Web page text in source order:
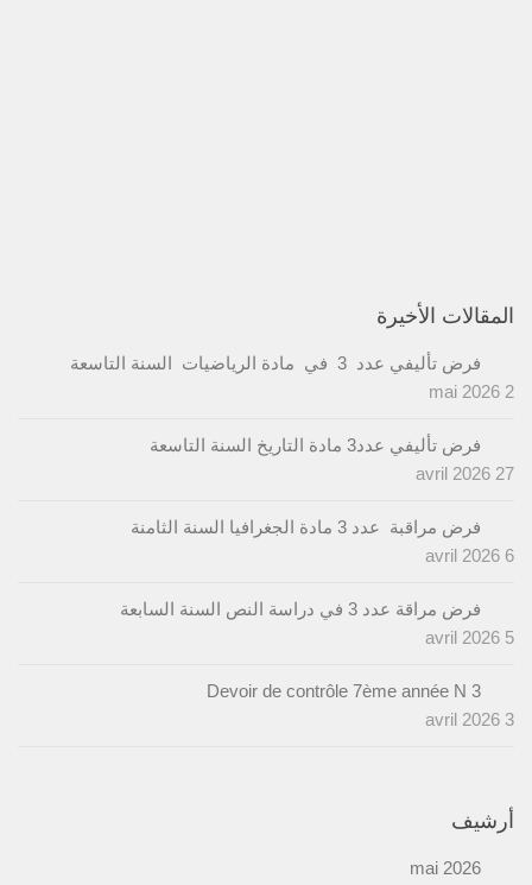
المقالات الأخيرة
فرض تأليفي عدد 3 في مادة الرياضيات السنة التاسعة
2 mai 2026
فرض تأليفي عدد3 مادة التاريخ السنة التاسعة
27 avril 2026
فرض مراقبة عدد 3 مادة الجغرافيا السنة الثامنة
6 avril 2026
فرض مراقة عدد 3 في دراسة النص السنة السابعة
5 avril 2026
Devoir de contrôle 7ème année N 3
3 avril 2026
أرشيف
mai 2026